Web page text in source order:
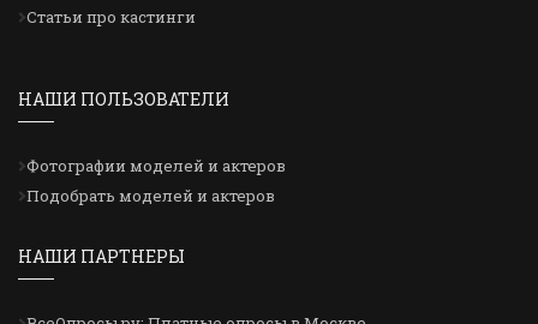
Статьи про кастинги
НАШИ ПОЛЬЗОВАТЕЛИ
Фотографии моделей и актеров
Подобрать моделей и актеров
НАШИ ПАРТНЕРЫ